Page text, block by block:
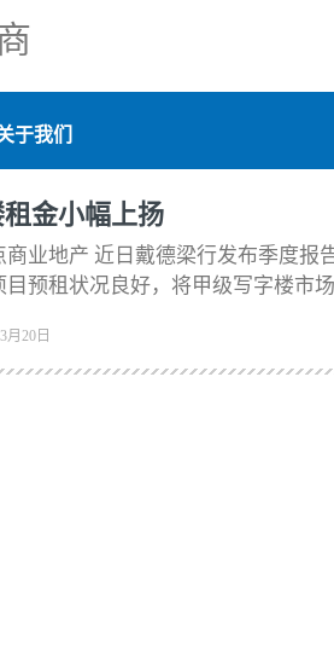
于我们
金小幅上扬
商业地产 近日戴德梁行发布季度报
目预租状况良好，将甲级写字楼市
比上涨1.94%，至每月每平方米
；
月20日